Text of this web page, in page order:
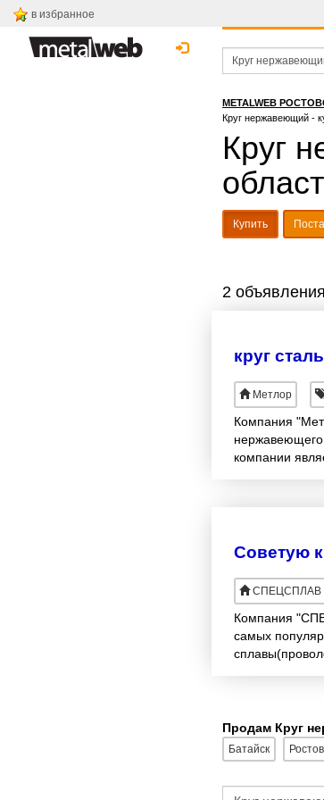
в избранное
METALWEB
Круг нержавеющий -
Круг
Купить
2 объявления
круг
Метлор
Компания
компании
СПЕЦСПЛАВ
Компания
самых
Продам Круг
Батайск